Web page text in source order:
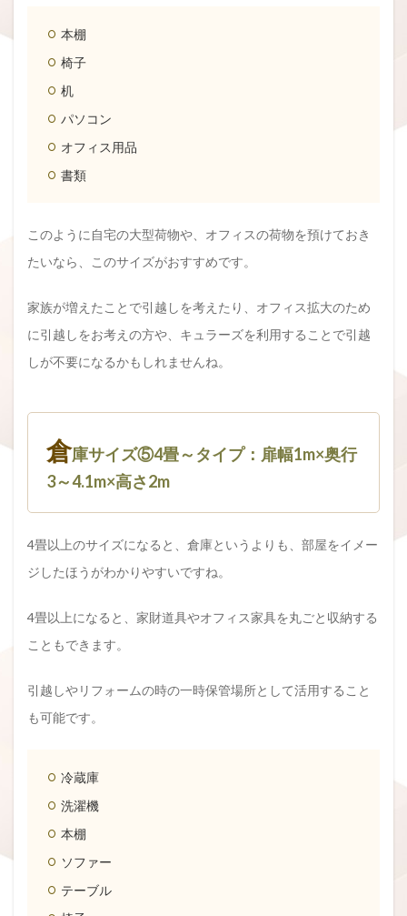
本棚
椅子
机
パソコン
オフィス用品
書類
このように自宅の大型荷物や、オフィスの荷物を預けておき
たいなら、このサイズがおすすめです。
家族が増えたことで引越しを考えたり、オフィス拡大のため
に引越しをお考えの方や、キュラーズを利用することで引越
しが不要になるかもしれませんね。
倉庫サイズ⑤4畳～タイプ：扉幅1m×奥行
3～4.1m×高さ2m
4畳以上のサイズになると、倉庫というよりも、部屋をイメー
ジしたほうがわかりやすいですね。
4畳以上になると、家財道具やオフィス家具を丸ごと収納する
こともできます。
引越しやリフォームの時の一時保管場所として活用すること
も可能です。
冷蔵庫
洗濯機
本棚
ソファー
テーブル